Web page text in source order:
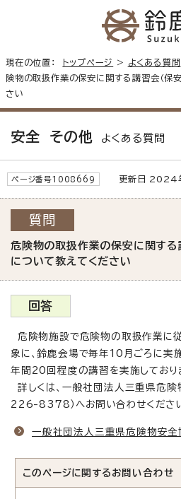
現在の位置： トップページ > よくある質問
険物の取扱作業の保安に関する講習会（保
さい
安全 その他 よくある質問
ページ番号1008669 更新日 2024
質問
危険物の取扱作業の保安に関する
について教えてください
回答
危険物施設で危険物の取扱作業に
象に、鈴鹿会場で毎年10月ごろに実
年間20回程度の講習を実施しており
詳しくは、一般社団法人三重県危
226-8378）へお問い合わせください
一般社団法人三重県危険物安全
このページに関する お問い合わせ